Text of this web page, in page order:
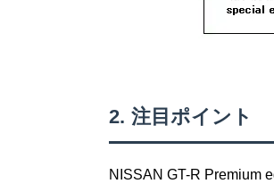
注目ポイント
NISSAN GT-R Premium